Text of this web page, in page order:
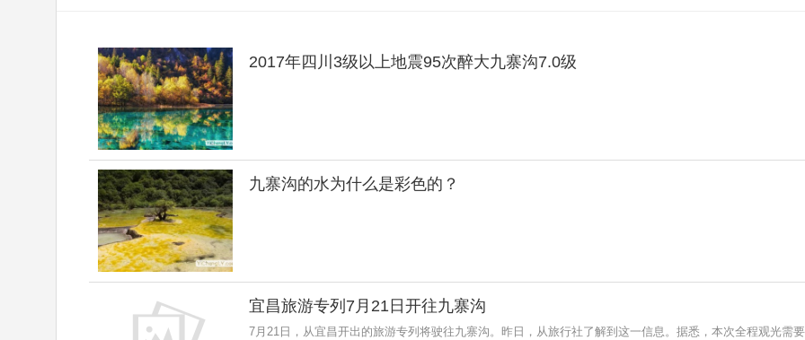
2017年四川3级以上地震95次醉大九寨沟7.0级
九寨沟的水为什么是彩色的？
宜昌旅游专列7月21日开往九寨沟
7月21日，从宜昌开出的旅游专列将驶往九寨沟。昨日，从旅行社了解到这一信息。据悉，本次全程观光需要